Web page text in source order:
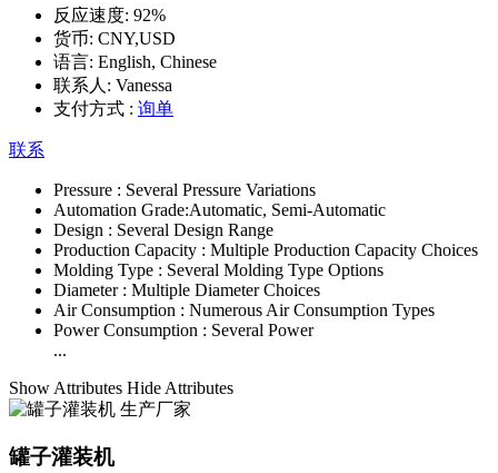
反应速度: 92%
货币: CNY,USD
语言: English, Chinese
联系人: Vanessa
支付方式 : 询单
联系
Pressure : Several Pressure Variations
Automation Grade:Automatic, Semi-Automatic
Design : Several Design Range
Production Capacity : Multiple Production Capacity Choices
Molding Type : Several Molding Type Options
Diameter : Multiple Diameter Choices
Air Consumption : Numerous Air Consumption Types
Power Consumption : Several Power
...
Show Attributes Hide Attributes
罐子灌装机